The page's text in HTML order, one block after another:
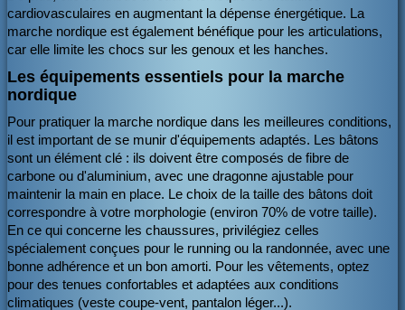
cardiovasculaires en augmentant la dépense énergétique. La
marche nordique est également bénéfique pour les articulations,
car elle limite les chocs sur les genoux et les hanches.
Les équipements essentiels pour la marche
nordique
Pour pratiquer la marche nordique dans les meilleures conditions,
il est important de se munir d'équipements adaptés. Les bâtons
sont un élément clé : ils doivent être composés de fibre de
carbone ou d'aluminium, avec une dragonne ajustable pour
maintenir la main en place. Le choix de la taille des bâtons doit
correspondre à votre morphologie (environ 70% de votre taille).
En ce qui concerne les chaussures, privilégiez celles
spécialement conçues pour le running ou la randonnée, avec une
bonne adhérence et un bon amorti. Pour les vêtements, optez
pour des tenues confortables et adaptées aux conditions
climatiques (veste coupe-vent, pantalon léger...).